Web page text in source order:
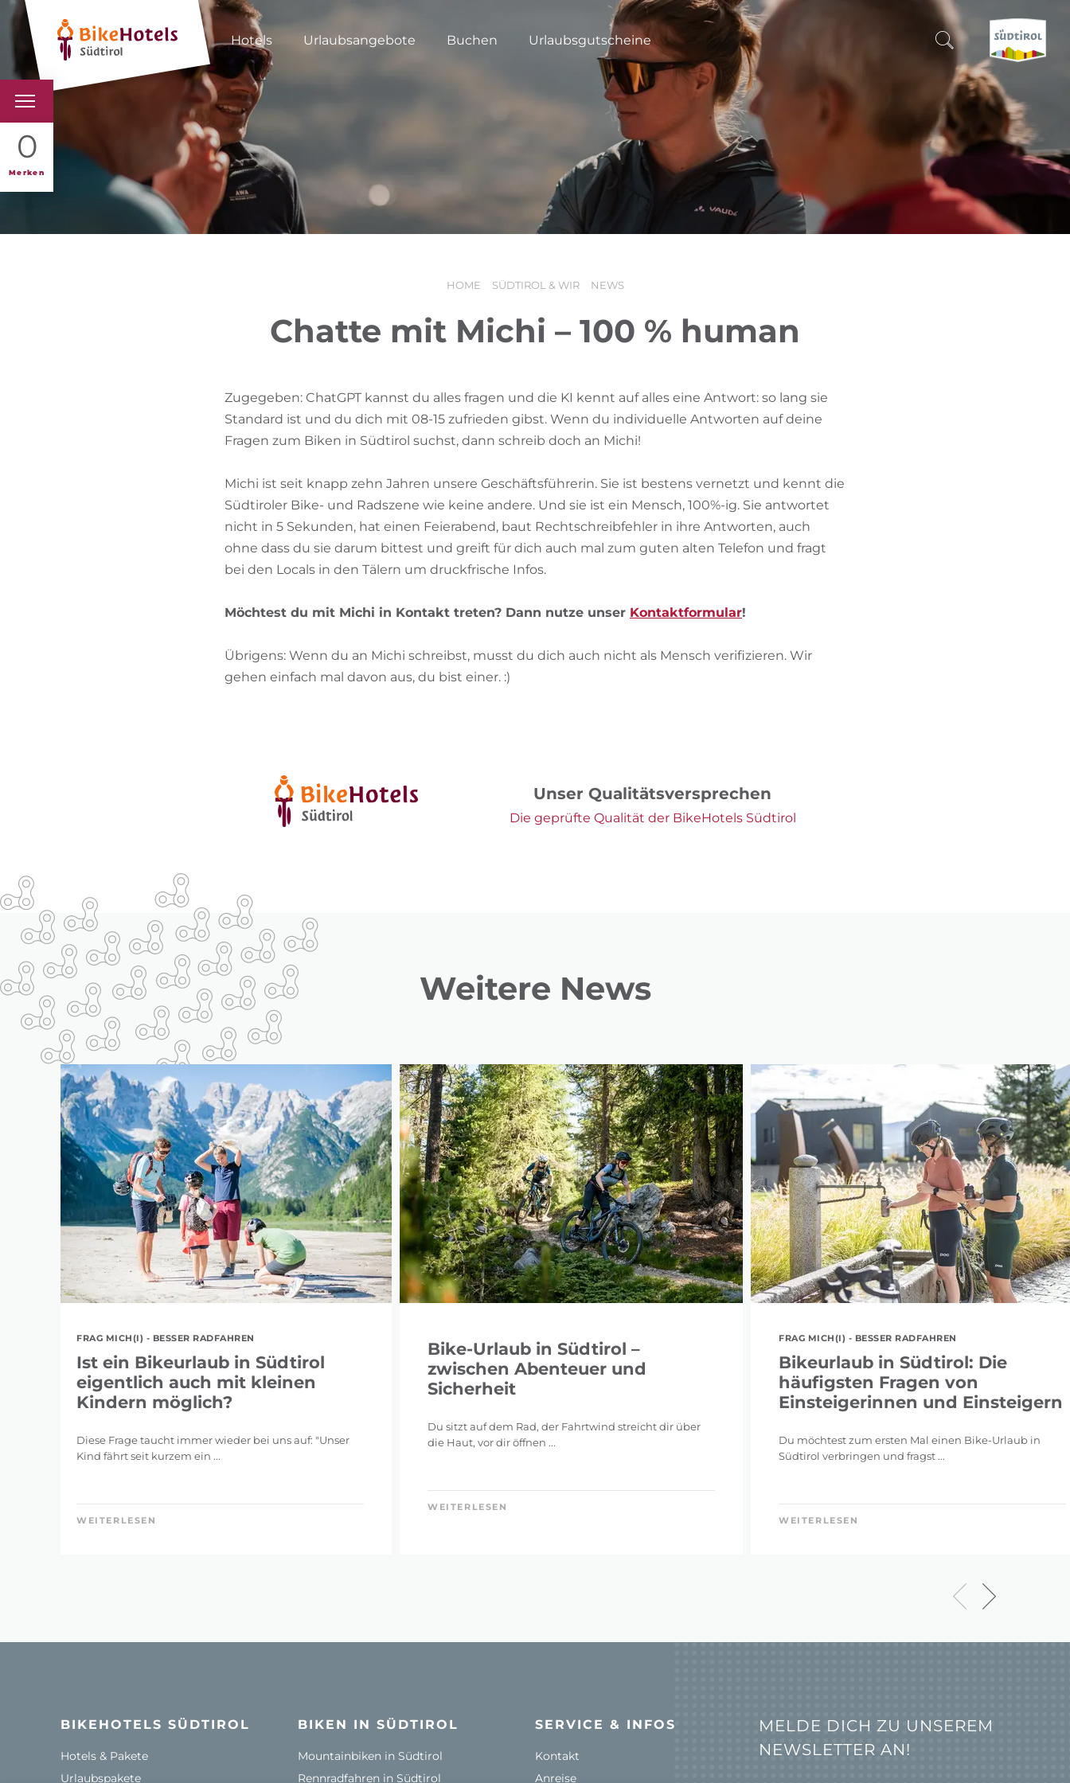
Hotels Urlaubsangebote Buchen Urlaubsgutscheine
0
Merken
BIKEHOTELS
HOTELS & PAKETE
TOUREN & REVIERE
SUCHEN & BUCHEN
ENTDECKE SÜDTIROL
WANN?
HOME SÜDTIROL & WIR NEWS
Chatte mit Michi – 100 % human
Zugegeben: ChatGPT kannst du alles fragen und die KI kennt auf alles eine Antwort: so lang sie
Standard ist und du dich mit 08-15 zufrieden gibst. Wenn du individuelle Antworten auf deine
Fragen zum Biken in Südtirol suchst, dann schreib doch an Michi!
Michi ist seit knapp zehn Jahren unsere Geschäftsführerin. Sie ist bestens vernetzt und kennt die
Südtiroler Bike- und Radszene wie keine andere. Und sie ist ein Mensch, 100%-ig. Sie antwortet
nicht in 5 Sekunden, hat einen Feierabend, baut Rechtschreibfehler in ihre Antworten, auch
ohne dass du sie darum bittest und greift für dich auch mal zum guten alten Telefon und fragt
bei den Locals in den Tälern um druckfrische Infos.
Möchtest du mit Michi in Kontakt treten? Dann nutze unser Kontaktformular!
Übrigens: Wenn du an Michi schreibst, musst du dich auch nicht als Mensch verifizieren. Wir
gehen einfach mal davon aus, du bist einer. :)
Unser Qualitätsversprechen
Die geprüfte Qualität der BikeHotels Südtirol
Weitere News
FRAG MICH(I) - BESSER RADFAHREN
Ist ein Bikeurlaub in Südtirol
eigentlich auch mit kleinen
Kindern möglich?
Diese Frage taucht immer wieder bei uns auf: "Unser
Kind fährt seit kurzem ein ...
WEITERLESEN
Bike-Urlaub in Südtirol –
zwischen Abenteuer und
Sicherheit
Du sitzt auf dem Rad, der Fahrtwind streicht dir über
die Haut, vor dir öffnen ...
WEITERLESEN
FRAG MICH(I) - BESSER RADFAHREN
Bikeurlaub in Südtirol: Die
häufigsten Fragen von
Einsteigerinnen und Einsteigern
Du möchtest zum ersten Mal einen Bike-Urlaub in
Südtirol verbringen und fragst ...
WEITERLESEN
BIKEHOTELS SÜDTIROL
Hotels & Pakete
Urlaubspakete
BIKEN IN SÜDTIROL
Mountainbiken in Südtirol
Rennradfahren in Südtirol
SERVICE & INFOS
Kontakt
Anreise
MELDE DICH ZU UNSEREM
NEWSLETTER AN!